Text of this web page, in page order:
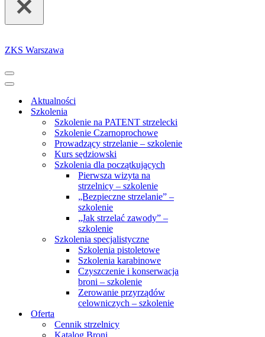
ZKS Warszawa
Menu
nawigacji
Menu
nawigacjiAktualności
Szkolenia
Szkolenie na PATENT strzelecki
Szkolenie Czarnoprochowe
Prowadzący strzelanie – szkolenie
Kurs sędziowski
Szkolenia dla początkujących
Pierwsza wizyta na
strzelnicy – szkolenie
„Bezpieczne strzelanie” –
szkolenie
„Jak strzelać zawody” –
szkolenie
Szkolenia specjalistyczne
Szkolenia pistoletowe
Szkolenia karabinowe
Czyszczenie i konserwacja
broni – szkolenie
Zerowanie przyrządów
celowniczych – szkolenie
Oferta
Cennik strzelnicy
Katalog Broni